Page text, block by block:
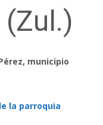
(Zul.)
municipio
la parroquia